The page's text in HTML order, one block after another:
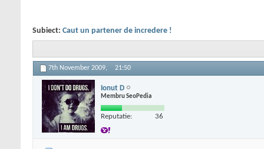
Subiect: Caut un partener de incredere !
7th November 2009, 21:50
Ionut D
Membru SeoPedia
Reputatie: 36